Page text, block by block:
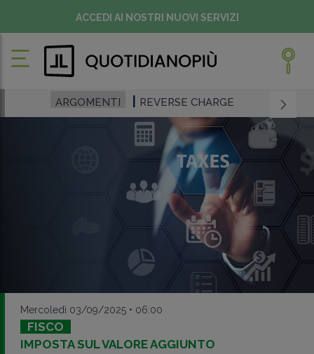
ACCEDI AI NOSTRI NUOVI SERVIZI
ARGOMENTI REVERSE CHARGE
Mercoledì 03/09/2025 • 06:00
FISCO
IMPOSTA SUL VALORE AGGIUNTO